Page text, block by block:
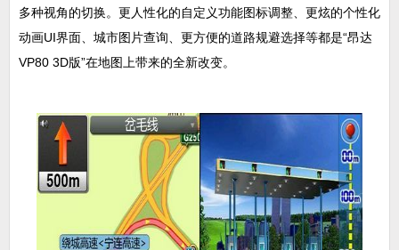
多种视角的切换。更人性化的自定义功能图标调整、更炫的个性化
动画UI界面、城市图片查询、更方便的道路规避选择等都是“昂达
VP80 3D版”在地图上带来的全新改变。